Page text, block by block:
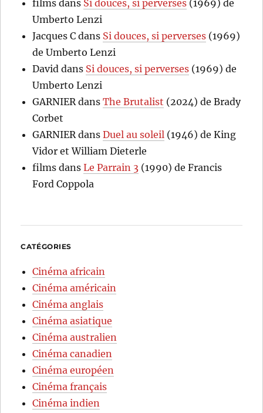
films dans Si douces, si perverses (1969) de
Umberto Lenzi
Jacques C dans Si douces, si perverses (1969)
de Umberto Lenzi
David dans Si douces, si perverses (1969) de
Umberto Lenzi
GARNIERdansThe Brutalist (2024) de Brady
Corbet
GARNIERdansDuel au soleil (1946) de King
Vidor et William Dieterle
films dansLe Parrain 3 (1990) de Francis
Ford Coppola
CATÉGORIES
Cinéma africain
Cinéma américain
Cinéma anglais
Cinéma asiatique
Cinéma australien
Cinéma canadien
Cinéma européen
Cinéma français
Cinéma indien